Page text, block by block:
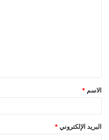
ق
*
الاسم *
البريد الإلكتروني *